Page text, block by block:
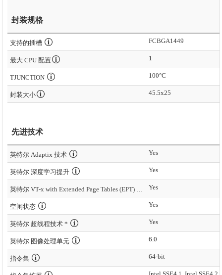
封装规格
支持的插槽 FCBGA1449
最大 CPU 配置 1
TJUNCTION 100°C
封装大小 45.5x25
先进技术
英特尔 Adaptix 技术 Yes
英特尔 深度学习提升 Yes
英特尔 VT-x with Extended Page Tables (EPT) * Yes
空闲状态 Yes
英特尔 超线程技术 * Yes
英特尔 图像处理单元 6.0
指令集 64-bit